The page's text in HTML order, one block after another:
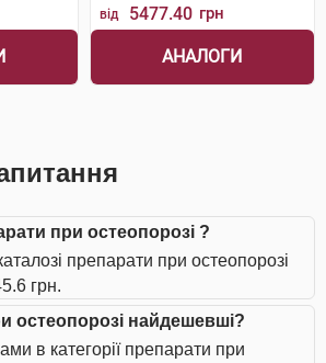
від 5477.40 грн
АНАЛОГИ
при остеопорозі ?
препарати при остеопорозі
грн.
остеопорозі найдешевші?
в категорії препарати при